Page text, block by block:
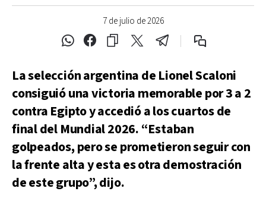
7 de julio de 2026
La selección argentina de Lionel Scaloni
consiguió una victoria memorable por 3 a 2
contra Egipto y accedió a los cuartos de
final del Mundial 2026. “Estaban
golpeados, pero se prometieron seguir con
la frente alta y esta es otra demostración
de este grupo”, dijo.